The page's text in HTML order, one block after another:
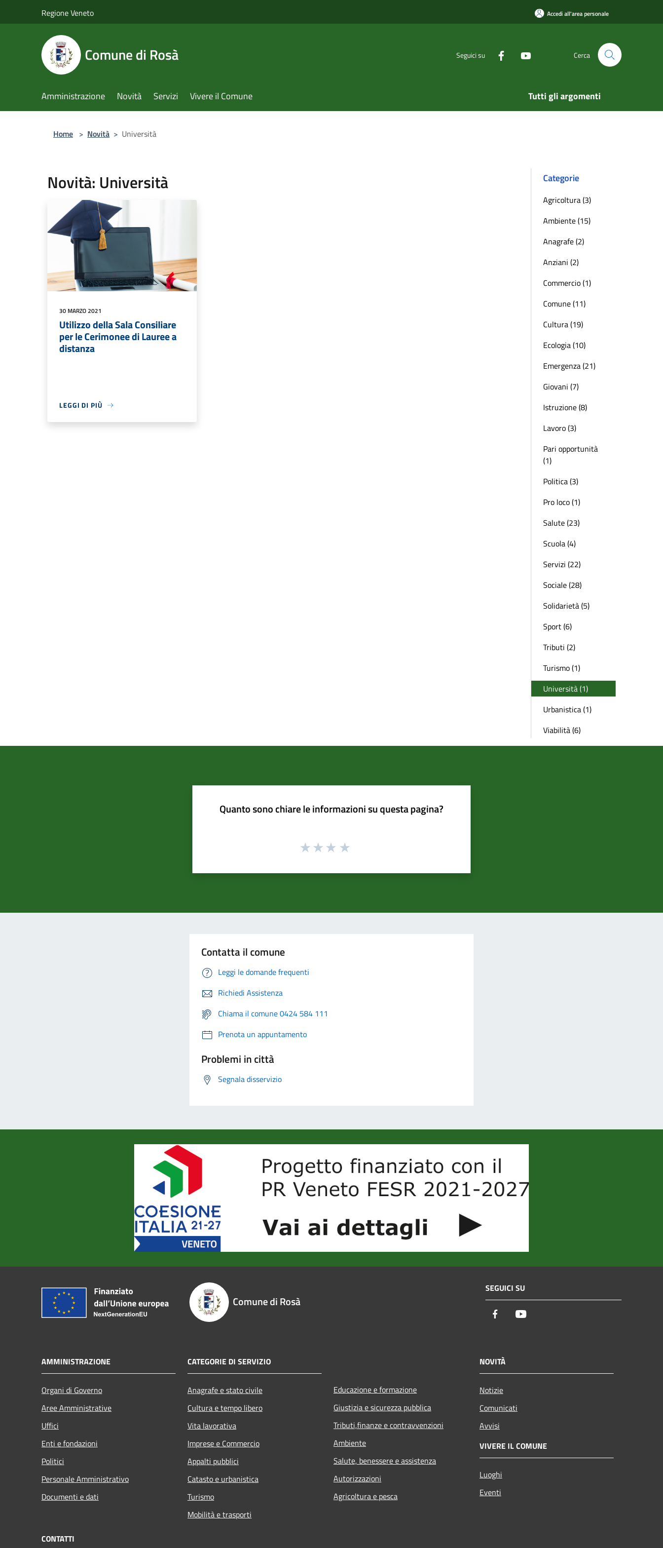
Regione Veneto Accedi all'area personale
Comune di Rosà Seguici su Cerca
Amministrazione Novità Servizi Vivere il Comune Tutti gli argomenti
Home > Novità > Università
Novità: Università
30 MARZO 2021
Utilizzo della Sala Consiliare
per le Cerimonee di Lauree a
distanza
LEGGI DI PIÙ
Categorie
Agricoltura (3)
Ambiente (15)
Anagrafe (2)
Anziani (2)
Commercio (1)
Comune (11)
Cultura (19)
Ecologia (10)
Emergenza (21)
Giovani (7)
Istruzione (8)
Lavoro (3)
Pari opportunità
(1)
Politica (3)
Pro loco (1)
Salute (23)
Scuola (4)
Servizi (22)
Sociale (28)
Solidarietà (5)
Sport (6)
Tributi (2)
Turismo (1)
Università (1)
Urbanistica (1)
Viabilità (6)
Quanto sono chiare le informazioni su questa pagina?
Contatta il comune
Leggi le domande frequenti
Richiedi Assistenza
Chiama il comune 0424 584 111
Prenota un appuntamento
Problemi in città
Segnala disservizio
Comune di Rosà
SEGUICI SU
Facebook
AMMINISTRAZIONE
Organi di Governo
Aree Amministrative
Uffici
Enti e fondazioni
Politici
Personale Amministrativo
Documenti e dati
CATEGORIE DI SERVIZIO
Anagrafe e stato civile
Cultura e tempo libero
Vita lavorativa
Imprese e Commercio
Appalti pubblici
Catasto e urbanistica
Turismo
Mobilità e trasporti
Educazione e formazione
Giustizia e sicurezza pubblica
Tributi,finanze e contravvenzioni
Ambiente
Salute, benessere e assistenza
Autorizzazioni
Agricoltura e pesca
NOVITÀ
Notizie
Comunicati
Avvisi
VIVERE IL COMUNE
Luoghi
Eventi
CONTATTI